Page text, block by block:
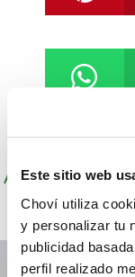
Este sitio web
Choví utiliza
y personalizar tu
publicidad
perfil realizado
Autor: